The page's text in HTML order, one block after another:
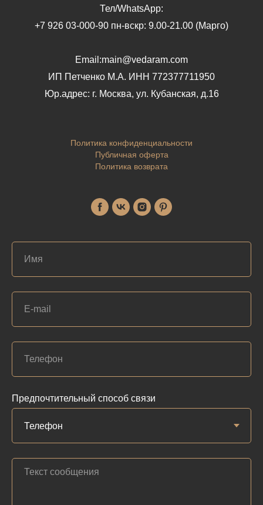
Тел/WhatsApp:
+7 926 03-000-90 пн-вскр: 9.00-21.00 (Марго)
Email:main@vedaram.com
ИП Петченко М.А. ИНН 772377711950
Юр.адрес: г. Москва, ул. Кубанская, д.16
Политика конфиденциальности
Публичная оферта
Политика возврата
Предпочтительный способ связи